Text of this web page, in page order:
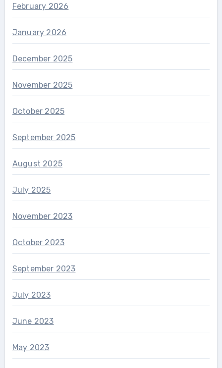
February 2026
January 2026
December 2025
November 2025
October 2025
September 2025
August 2025
July 2025
November 2023
October 2023
September 2023
July 2023
June 2023
May 2023